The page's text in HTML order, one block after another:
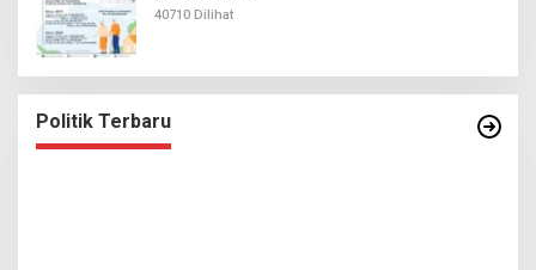
40710 Dilihat
Politik Terbaru